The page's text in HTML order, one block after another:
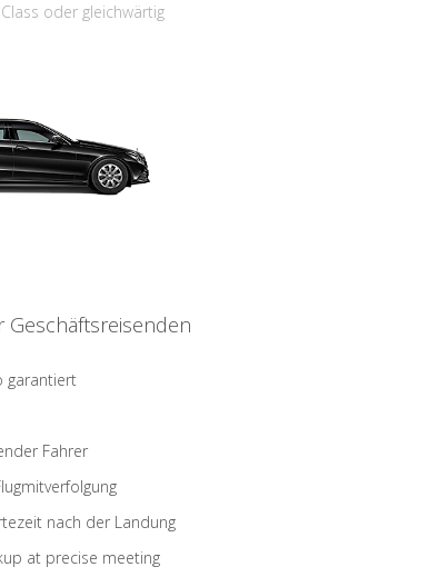
oder gleichwärtig
Geschäftsreisenden
garantiert
Fahrer
nach der Landung
at precise meeting